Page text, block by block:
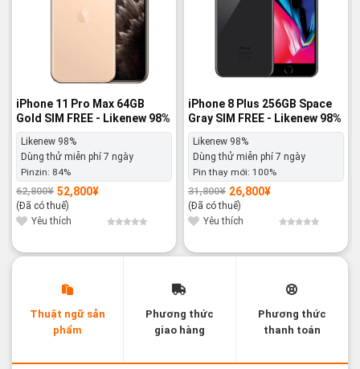
iPhone 11 Pro Max 64GB
Gold SIM FREE - Likenew 98%
Likenew 98%
Dùng thử miễn phí 7 ngày
Pinzin: 84%
62,800¥
Giá
gốc
là:
62,800¥.
52,800¥
Giá
hiện
tại
là:
52,800¥.
(Đã có thuế)
Yêu thích
iPhone 8 Plus 256GB Space
Gray SIM FREE - Likenew 98%
Likenew 98%
Dùng thử miễn phí 7 ngày
Pin thay mới: 100%
31,800¥
Giá
gốc
là:
31,800¥.
26,800¥
Giá
hiện
tại
là:
26,800¥.
(Đã có thuế)
Yêu thích
Thuật ngữ sản
phẩm
Phương thức
giao hàng
Phương thức
thanh toán